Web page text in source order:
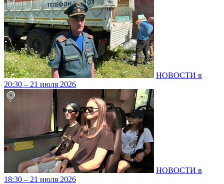
НОВОСТИ в
20:30 – 21 июля 2026
НОВОСТИ в
18:30 – 21 июля 2026